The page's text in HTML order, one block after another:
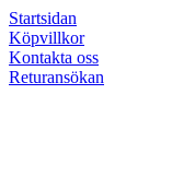
Startsidan
Köpvillkor
Kontakta oss
Returansökan